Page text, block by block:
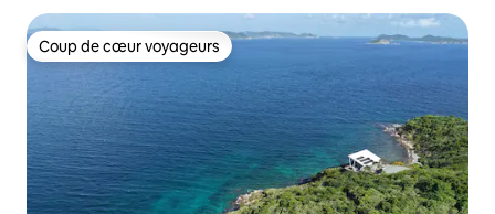
Coup de cœur voyageurs
Coup de cœur voyageurs